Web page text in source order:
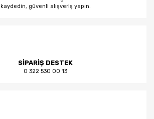
kaydedin, güvenli alışveriş yapın.
SİPARİŞ DESTEK
0 322 530 00 13